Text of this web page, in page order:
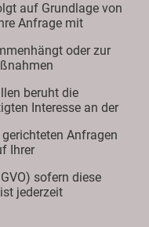
auf Grundlage von
Anfrage mit
oder zur
beruht die
Interesse an der
Anfragen
Ihrer
sofern diese
jederzeit